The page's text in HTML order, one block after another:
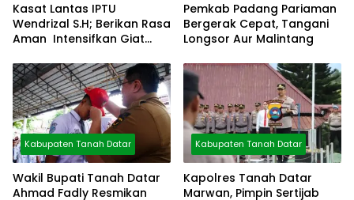
Kasat Lantas IPTU
Wendrizal S.H; Berikan Rasa
Aman Intensifkan Giat
Pemkab Padang Pariaman
Bergerak Cepat, Tangani
Longsor Aur Malintang
Kabupaten Tanah Datar
Wakil Bupati Tanah Datar
Ahmad Fadly Resmikan
Kabupaten Tanah Datar
Kapolres Tanah Datar
Marwan, Pimpin Sertijab